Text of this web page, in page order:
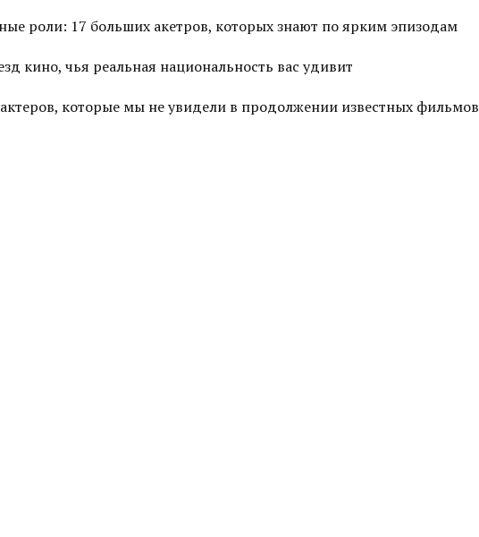
роли: 17 больших акетров, которых знают по ярким эпизодам
кино, чья реальная национальность вас удивит
которые мы не увидели в продолжении известных фильмов